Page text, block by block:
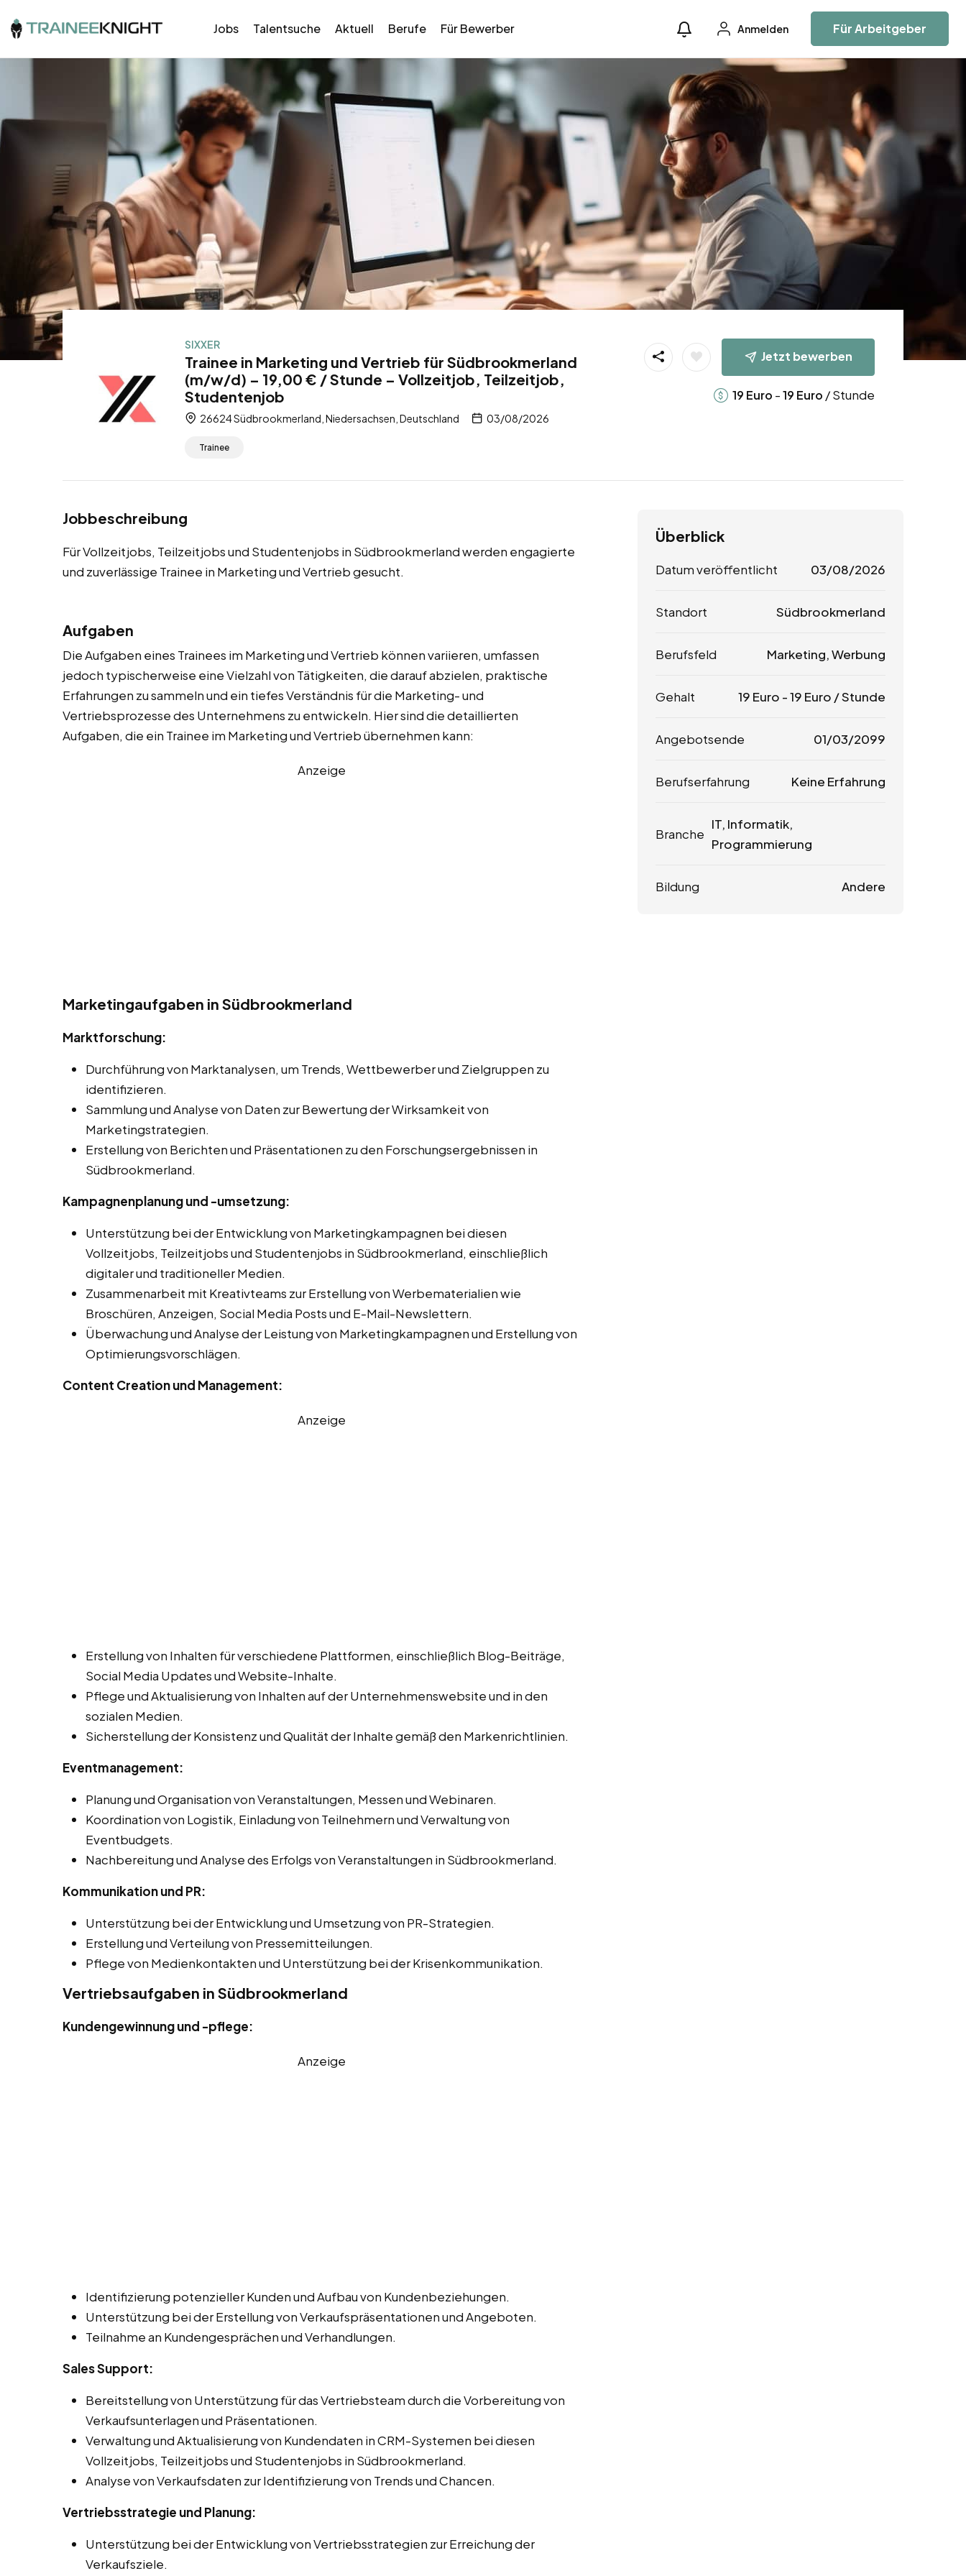
Jobs Talentsuche Aktuell Berufe Für Bewerber Anmelden Für Arbeitgeber
SIXXER
Trainee in Marketing und Vertrieb für Südbrookmerland
(m/w/d) – 19,00 € / Stunde – Vollzeitjob, Teilzeitjob,
Studentenjob
26624 Südbrookmerland, Niedersachsen, Deutschland 03/08/2026
Trainee
Jetzt bewerben
19 Euro -19 Euro / Stunde
Jobbeschreibung
Für Vollzeitjobs, Teilzeitjobs und Studentenjobs in Südbrookmerland werden engagierte
und zuverlässige Trainee in Marketing und Vertrieb gesucht.
Aufgaben
Die Aufgaben eines Trainees im Marketing und Vertrieb können variieren, umfassen
jedoch typischerweise eine Vielzahl von Tätigkeiten, die darauf abzielen, praktische
Erfahrungen zu sammeln und ein tiefes Verständnis für die Marketing- und
Vertriebsprozesse des Unternehmens zu entwickeln. Hier sind die detaillierten
Aufgaben, die ein Trainee im Marketing und Vertrieb übernehmen kann:
Anzeige
Marketingaufgaben in Südbrookmerland
Marktforschung:
Durchführung von Marktanalysen, um Trends, Wettbewerber und Zielgruppen zu
identifizieren.
Sammlung und Analyse von Daten zur Bewertung der Wirksamkeit von
Marketingstrategien.
Erstellung von Berichten und Präsentationen zu den Forschungsergebnissen in
Südbrookmerland.
Kampagnenplanung und -umsetzung:
Unterstützung bei der Entwicklung von Marketingkampagnen bei diesen
Vollzeitjobs, Teilzeitjobs und Studentenjobs in Südbrookmerland, einschließlich
digitaler und traditioneller Medien.
Zusammenarbeit mit Kreativteams zur Erstellung von Werbematerialien wie
Broschüren, Anzeigen, Social Media Posts und E-Mail-Newslettern.
Überwachung und Analyse der Leistung von Marketingkampagnen und Erstellung von
Optimierungsvorschlägen.
Content Creation und Management:
Anzeige
Erstellung von Inhalten für verschiedene Plattformen, einschließlich Blog-Beiträge,
Social Media Updates und Website-Inhalte.
Pflege und Aktualisierung von Inhalten auf der Unternehmenswebsite und in den
sozialen Medien.
Sicherstellung der Konsistenz und Qualität der Inhalte gemäß den Markenrichtlinien.
Eventmanagement:
Planung und Organisation von Veranstaltungen, Messen und Webinaren.
Koordination von Logistik, Einladung von Teilnehmern und Verwaltung von
Eventbudgets.
Nachbereitung und Analyse des Erfolgs von Veranstaltungen in Südbrookmerland.
Kommunikation und PR:
Unterstützung bei der Entwicklung und Umsetzung von PR-Strategien.
Erstellung und Verteilung von Pressemitteilungen.
Pflege von Medienkontakten und Unterstützung bei der Krisenkommunikation.
Vertriebsaufgaben in Südbrookmerland
Kundengewinnung und -pflege:
Anzeige
Identifizierung potenzieller Kunden und Aufbau von Kundenbeziehungen.
Unterstützung bei der Erstellung von Verkaufspräsentationen und Angeboten.
Teilnahme an Kundengesprächen und Verhandlungen.
Sales Support:
Bereitstellung von Unterstützung für das Vertriebsteam durch die Vorbereitung von
Verkaufsunterlagen und Präsentationen.
Verwaltung und Aktualisierung von Kundendaten in CRM-Systemen bei diesen
Vollzeitjobs, Teilzeitjobs und Studentenjobs in Südbrookmerland.
Analyse von Verkaufsdaten zur Identifizierung von Trends und Chancen.
Vertriebsstrategie und Planung:
Unterstützung bei der Entwicklung von Vertriebsstrategien zur Erreichung der
Verkaufsziele.
Überblick
Datum veröffentlicht 03/08/2026
Standort Südbrookmerland
Berufsfeld Marketing, Werbung
Gehalt 19 Euro -19 Euro / Stunde
Angebotsende 01/03/2099
Berufserfahrung Keine Erfahrung
Branche
IT, Informatik,
Programmierung
Bildung Andere